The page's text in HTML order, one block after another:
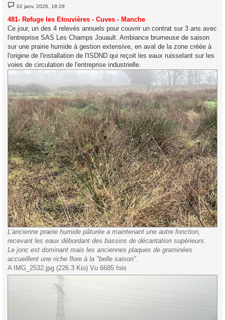
M
e
s
s
a
g
e
02 janv. 2026, 18:29
481- Refuge les Etouvières - Cuves - Manche
Ce jour, un des 4 relevés annuels pour couvrir un contrat sur 3 ans avec
l'entreprise SAS Les Champs Jouault. Ambiance brumeuse de saison
sur une prairie humide à gestion extensive, en aval de la zone créée à
l'origine de l'installation de l'ISDND qui reçoit les eaux ruisselant sur les
voies de circulation de l'entreprise industrielle.
L'ancienne prairie humide pâturée a maintenant une autre fonction,
recevant les eaux débordant des bassins de décantation supérieurs.
Le jonc est dominant mais les anciennes plaques de graminées
accueillent une riche flore à la "belle saison".
A IMG_2532.jpg (226.3 Kio) Vu 6685 fois